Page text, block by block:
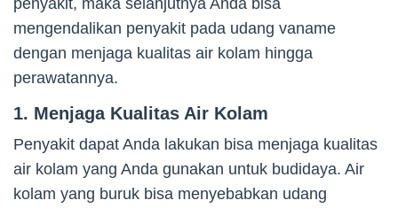
mengendalikan penyakit pada udang vaname
dengan menjaga kualitas air kolam hingga
perawatannya.
1. Menjaga Kualitas Air Kolam
Penyakit dapat Anda lakukan bisa menjaga kualitas
air kolam yang Anda gunakan untuk budidaya. Air
kolam yang buruk bisa menyebabkan udang